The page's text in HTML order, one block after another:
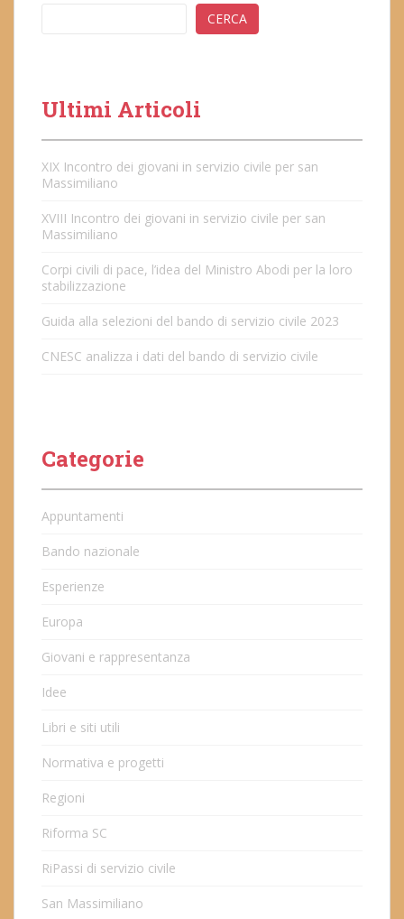
CERCA
Ultimi Articoli
XIX Incontro dei giovani in servizio civile per san
Massimiliano
XVIII Incontro dei giovani in servizio civile per san
Massimiliano
Corpi civili di pace, l’idea del Ministro Abodi per la loro
stabilizzazione
Guida alla selezioni del bando di servizio civile 2023
CNESC analizza i dati del bando di servizio civile
Categorie
Appuntamenti
Bando nazionale
Esperienze
Europa
Giovani e rappresentanza
Idee
Libri e siti utili
Normativa e progetti
Regioni
Riforma SC
RiPassi di servizio civile
San Massimiliano